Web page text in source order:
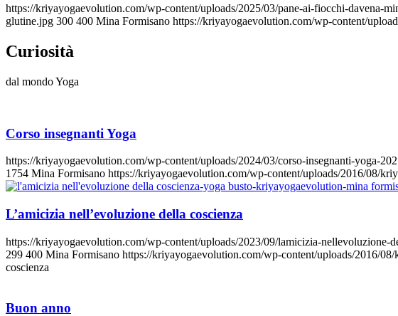
https://kriyayogaevolution.com/wp-content/uploads/2025/03/pane-ai-fiocchi-davena-
glutine.jpg 300 400 Mina Formisano https://kriyayogaevolution.com/wp-content/
Curiosità
dal mondo Yoga
Corso insegnanti Yoga
https://kriyayogaevolution.com/wp-content/uploads/2024/03/corso-insegnanti-yoga-
1754 Mina Formisano https://kriyayogaevolution.com/wp-content/uploads/2016/08/
L’amicizia nell’evoluzione della coscienza
https://kriyayogaevolution.com/wp-content/uploads/2023/09/lamicizia-
299 400 Mina Formisano https://kriyayogaevolution.com/wp-content/uploads/2016/
coscienza
Buon anno